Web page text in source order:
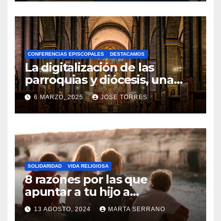
O
H
A
Y
C
O
M
N
T
A
R
I
O
CONFERENCIAS EPISCOPALES DESTACAMOS
La digitalización de las
parroquias y diócesis, una
realidad ya para el futuro de
la Iglesia
6 MARZO, 2025 JOSE TORRES
N
O
H
A
Y
SOLIDARIDAD VIDA RELIGIOSA
8 razones por las que
apuntar a tu hijo a
Catequesis
13 AGOSTO, 2024 MARTA SERRANO